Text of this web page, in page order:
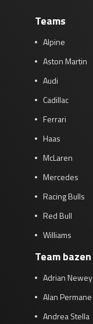
Teams
Alpine
Aston Martin
Audi
Cadillac
Ferrari
Haas
McLaren
Mercedes
Racing Bulls
Red Bull
Williams
Team bazen
Adrian Newey
Alan Permane
Andrea Stella